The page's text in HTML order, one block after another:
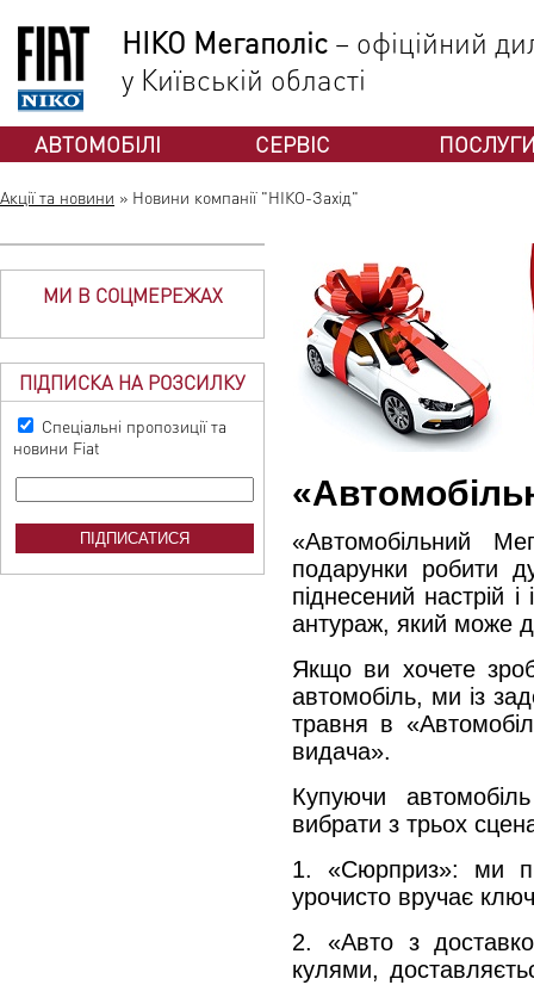
НІКО Мегаполіс – офіційний
у Київській області
АВТОМОБІЛІ СЕРВІС
Акції та новини » Новини компанії "НІКО-Захід"
МИ В СОЦМЕРЕЖАХ
ПІДПИСКА НА РОЗСИЛКУ
Спеціальні пропозиції та
новини Fiat
«Автомобільний
подарунки робити
піднесений настрій
антураж, який може
Якщо ви хочете
автомобіль, ми із
травня в
видача».
Купуючи
вибрати з трьох
1. «Сюрприз»: ми
урочисто вручає
2. «Авто з
кулями,